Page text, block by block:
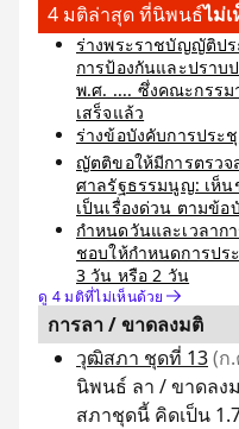
4 มติล่าสุด ที่นิพนธ์ไม่
ร่างพระราชบัญญัติป
การป้องกันและปราบ
พ.ศ. .... ซึ่งคณะกรร
เสร็จแล้ว
ร่างข้อบังคับการประ
ญัตติขอให้มีการตรวจ
ศาลรัฐธรรมนูญ: เห็
เป็นเรื่องด่วน ตามข้อ
กำหนดวันและเวลา
ชอบให้กำหนดการป
3 วัน หรือ 2 วัน
ดู 4 มติที่ไม่เห็นด้วย
การลา / ขาดลงมติ
วุฒิสภา ชุดที่ 13(ก
นิพนธ์ ลา / ขาดลง
สภาชุดนี้ คิดเป็น